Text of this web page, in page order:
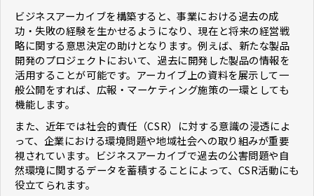
ビジネスアーカイブを構築すると、事業における過去の成
功・失敗の経験を生かせるようになり、現在と将来の経営戦
略に関する意思決定の助けとなります。例えば、新たな製品
開発のプロジェクトにおいて、過去に開発した製品の情報を
活用することが可能です。アーカイブ上の資料を展示して一
般公開をすれば、広報・マーケティング施策の一環としても
機能します。
また、近年では社会的責任（CSR）に対する意識の浸透によ
って、企業における環境問題や地域社会への取り組みが重要
視されています。ビジネスアーカイブで過去の公害問題や自
然環境に関するデータを蓄積することによって、CSR活動にも
役立てられます。